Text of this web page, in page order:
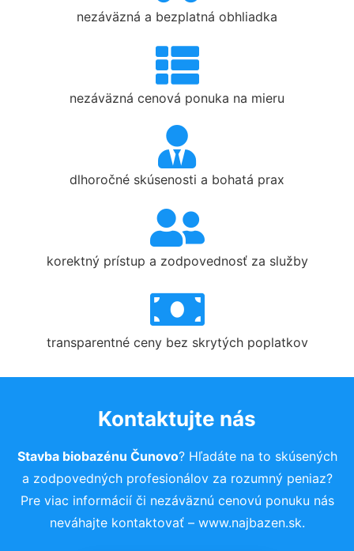
nezáväzná a bezplatná obhliadka
nezáväzná cenová ponuka na mieru
dlhoročné skúsenosti a bohatá prax
korektný prístup a zodpovednosť za služby
transparentné ceny bez skrytých poplatkov
Kontaktujte nás
Stavba biobazénu Čunovo? Hľadáte na to skúsených
a zodpovedných profesionálov za rozumný peniaz?
Pre viac informácií či nezáväznú cenovú ponuku nás
neváhajte kontaktovať – www.najbazen.sk.